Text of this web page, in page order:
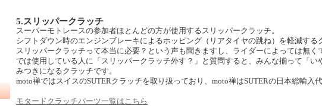
5.スリッパークラッチ
スーパーモトレースの参加者ほとんどの方が使用するスリッパークラッチ。
シフトダウン時のエンジンブレーキによるホッピング（リアタイヤの跳ね）を軽減する
スリッパークラッチって本当に必要？という声も聞きますし、ライダーによっては無く
では使用している人に「スリッパークラッチ外す？」と質問すると、みんな揃って「
みつきになるクラッチです。
moto禅ではスイスのSUTERクラッチを取り扱っており、moto禅はSUTERの日本総輸入代
モタードクラッチパーツ一覧はこちら